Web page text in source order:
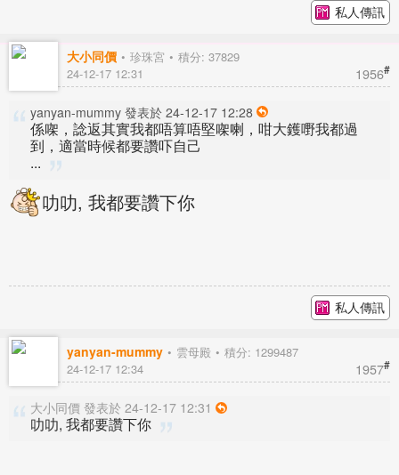
私人傳訊
大小同價 珍珠宮 積分: 37829
1956#
24-12-17 12:31
yanyan-mummy 發表於 24-12-17 12:28
係㗎，諗返其實我都唔算唔堅㗎喇，咁大鑊嘢我都過
到，適當時候都要讚吓自己
...
叻叻, 我都要讚下你
私人傳訊
yanyan-mummy 雲母殿 積分: 1299487
1957#
24-12-17 12:34
大小同價 發表於 24-12-17 12:31
叻叻, 我都要讚下你